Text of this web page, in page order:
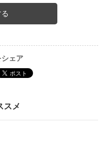
シェア
スメ